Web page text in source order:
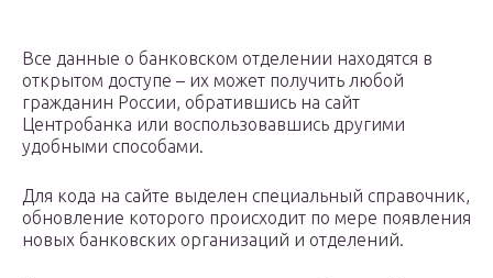
Все данные о банковском отделении находятся в
открытом доступе – их может получить любой
гражданин России, обратившись на сайт
Центробанка или воспользовавшись другими
удобными способами.
Для кода на сайте выделен специальный справочник,
обновление которого происходит по мере появления
новых банковских организаций и отделений.